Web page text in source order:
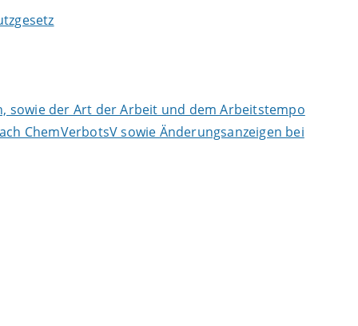
sowie der Art der Arbeit und dem Arbeitstempo
ChemVerbotsV sowie Änderungsanzeigen bei